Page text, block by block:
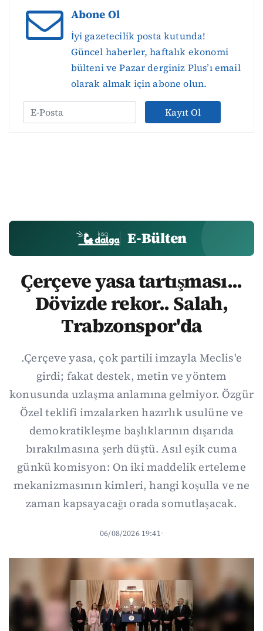
Abone Ol
İyi gazetecilik posta kutunda!
Güncel haberler, haftalık ekonomi
bülteni ve Pazar derginiz Plus’ı email
olarak almak için abone olun.
Kayıt Ol
E-Bülten
Çerçeve yasa tartışması...
Dövizde rekor.. Salah,
Trabzonspor'da
.Çerçeve yasa, çok partili imzayla Meclis'e
girdi; fakat destek, metin ve yöntem
konusunda uzlaşma anlamına gelmiyor. Özgür
Özel teklifi imzalarken hazırlık usulüne ve
demokratikleşme başlıklarının dışarıda
bırakılmasına şerh düştü. Asıl eşik cuma
günkü komisyon: On iki maddelik erteleme
mekanizmasının kimleri, hangi koşulla ve ne
zaman kapsayacağı orada somutlaşacak.
06/08/2026 19:41·